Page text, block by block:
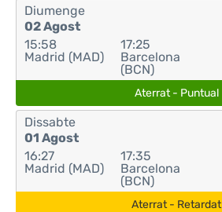
Diumenge
02 Agost
15:58
Madrid (MAD)
17:25
Barcelona
(BCN)
Aterrat - Puntual
Dissabte
01 Agost
16:27
Madrid (MAD)
17:35
Barcelona
(BCN)
Aterrat - Retardat